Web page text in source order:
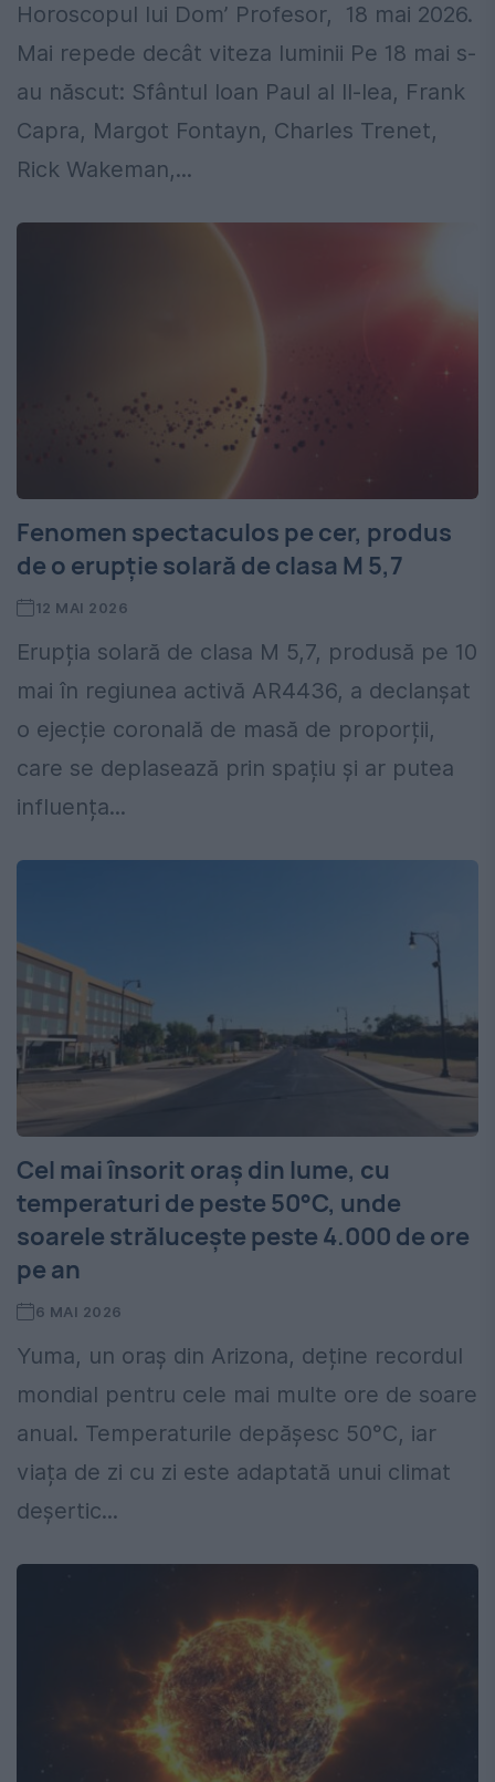
Horoscopul lui Dom’ Profesor, 18 mai 2026.
Mai repede decât viteza luminii Pe 18 mai s-
au născut: Sfântul Ioan Paul al II-lea, Frank
Capra, Margot Fontayn, Charles Trenet,
Rick Wakeman,...
Fenomen spectaculos pe cer, produs
de o erupție solară de clasa M 5,7
12 MAI 2026
Erupția solară de clasa M 5,7, produsă pe 10
mai în regiunea activă AR4436, a declanșat
o ejecție coronală de masă de proporții,
care se deplasează prin spațiu și ar putea
influența...
Cel mai însorit oraș din lume, cu
temperaturi de peste 50°C, unde
soarele strălucește peste 4.000 de ore
pe an
6 MAI 2026
Yuma, un oraș din Arizona, deține recordul
mondial pentru cele mai multe ore de soare
anual. Temperaturile depășesc 50°C, iar
viața de zi cu zi este adaptată unui climat
deșertic...